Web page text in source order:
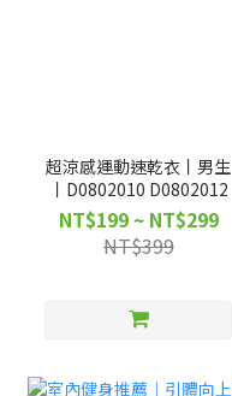
超涼感運動速乾衣丨男生
丨D0802010 D0802012
NT$199 ~ NT$299
NT$399